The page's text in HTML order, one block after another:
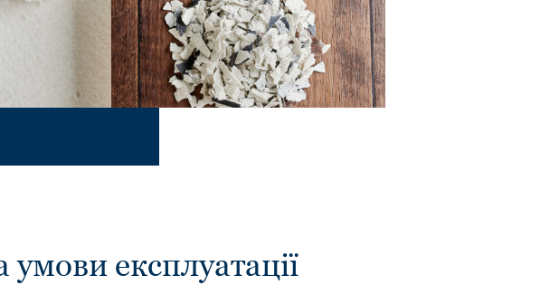
умови експлуатації